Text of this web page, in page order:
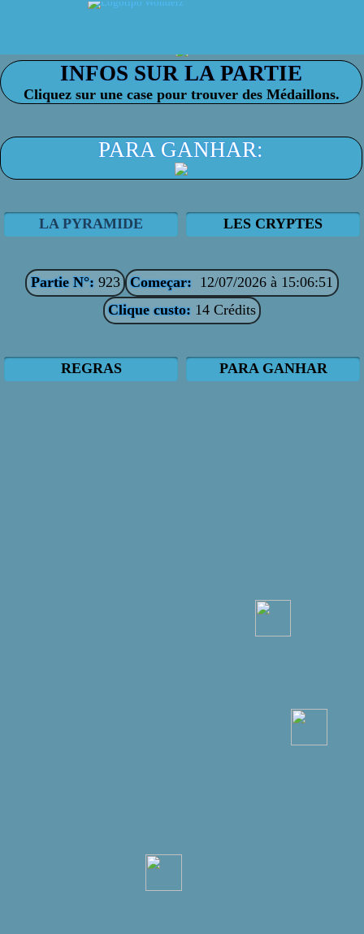
Cliquez sur une case pour trouver des Médaillons.
PARA GANHAR:
LA PYRAMIDE LES CRYPTES
Partie N°: 923 Começar: 12/07/2026 à 15:06:51
Clique custo: 14 Crédits
REGRAS PARA GANHAR